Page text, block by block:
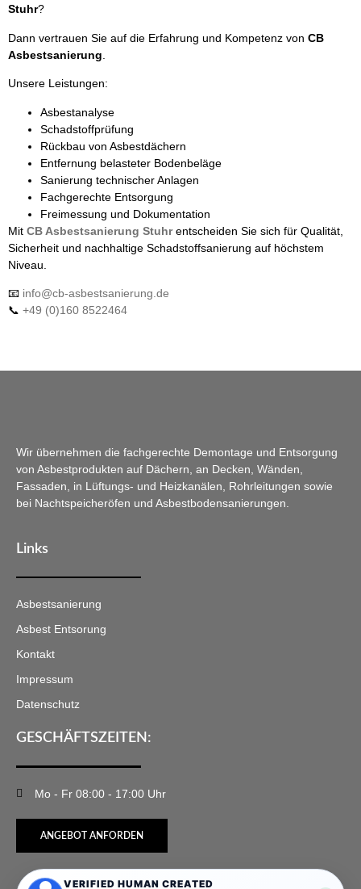
Stuhr?
Dann vertrauen Sie auf die Erfahrung und Kompetenz von CB
Asbestsanierung
Unsere Leistungen:
Asbestanalyse
Schadstoffprüfung
Rückbau von Asbestdächern
Entfernung belasteter Bodenbeläge
Sanierung technischer Anlagen
Fachgerechte Entsorgung
Freimessung und Dokumentation
Mit CB Asbestsanierung Stuhrentscheiden Sie sich für Qualität,
Sicherheit und nachhaltige Schadstoffsanierung auf höchstem
Niveau.
📧 info@cb-asbestsanierung.de
📞 +49 (0)160 8522464
Wir übernehmen die fachgerechte Demontage und Entsorgung
von Asbestprodukten auf Dächern, an Decken, Wänden,
Fassaden, in Lüftungs- und Heizkanälen, Rohrleitungen sowie
bei Nachtspeicheröfen und Asbestbodensanierungen.
Links
Asbestsanierung
Asbest Entsorung
Kontakt
Impressum
Datenschutz
GESCHÄFTSZEITEN:
Mo - Fr 08:00 - 17:00 Uhr
ANGEBOT ANFORDEN
VERIFIED HUMAN CREATED